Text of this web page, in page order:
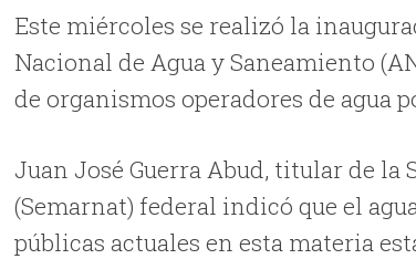
Este miércoles se realizó la
Nacional de Agua y Saneamiento
de organismos operadores de agua
Juan José Guerra Abud, titular de
(Semarnat) federal indicó que el
públicas actuales en esta materia